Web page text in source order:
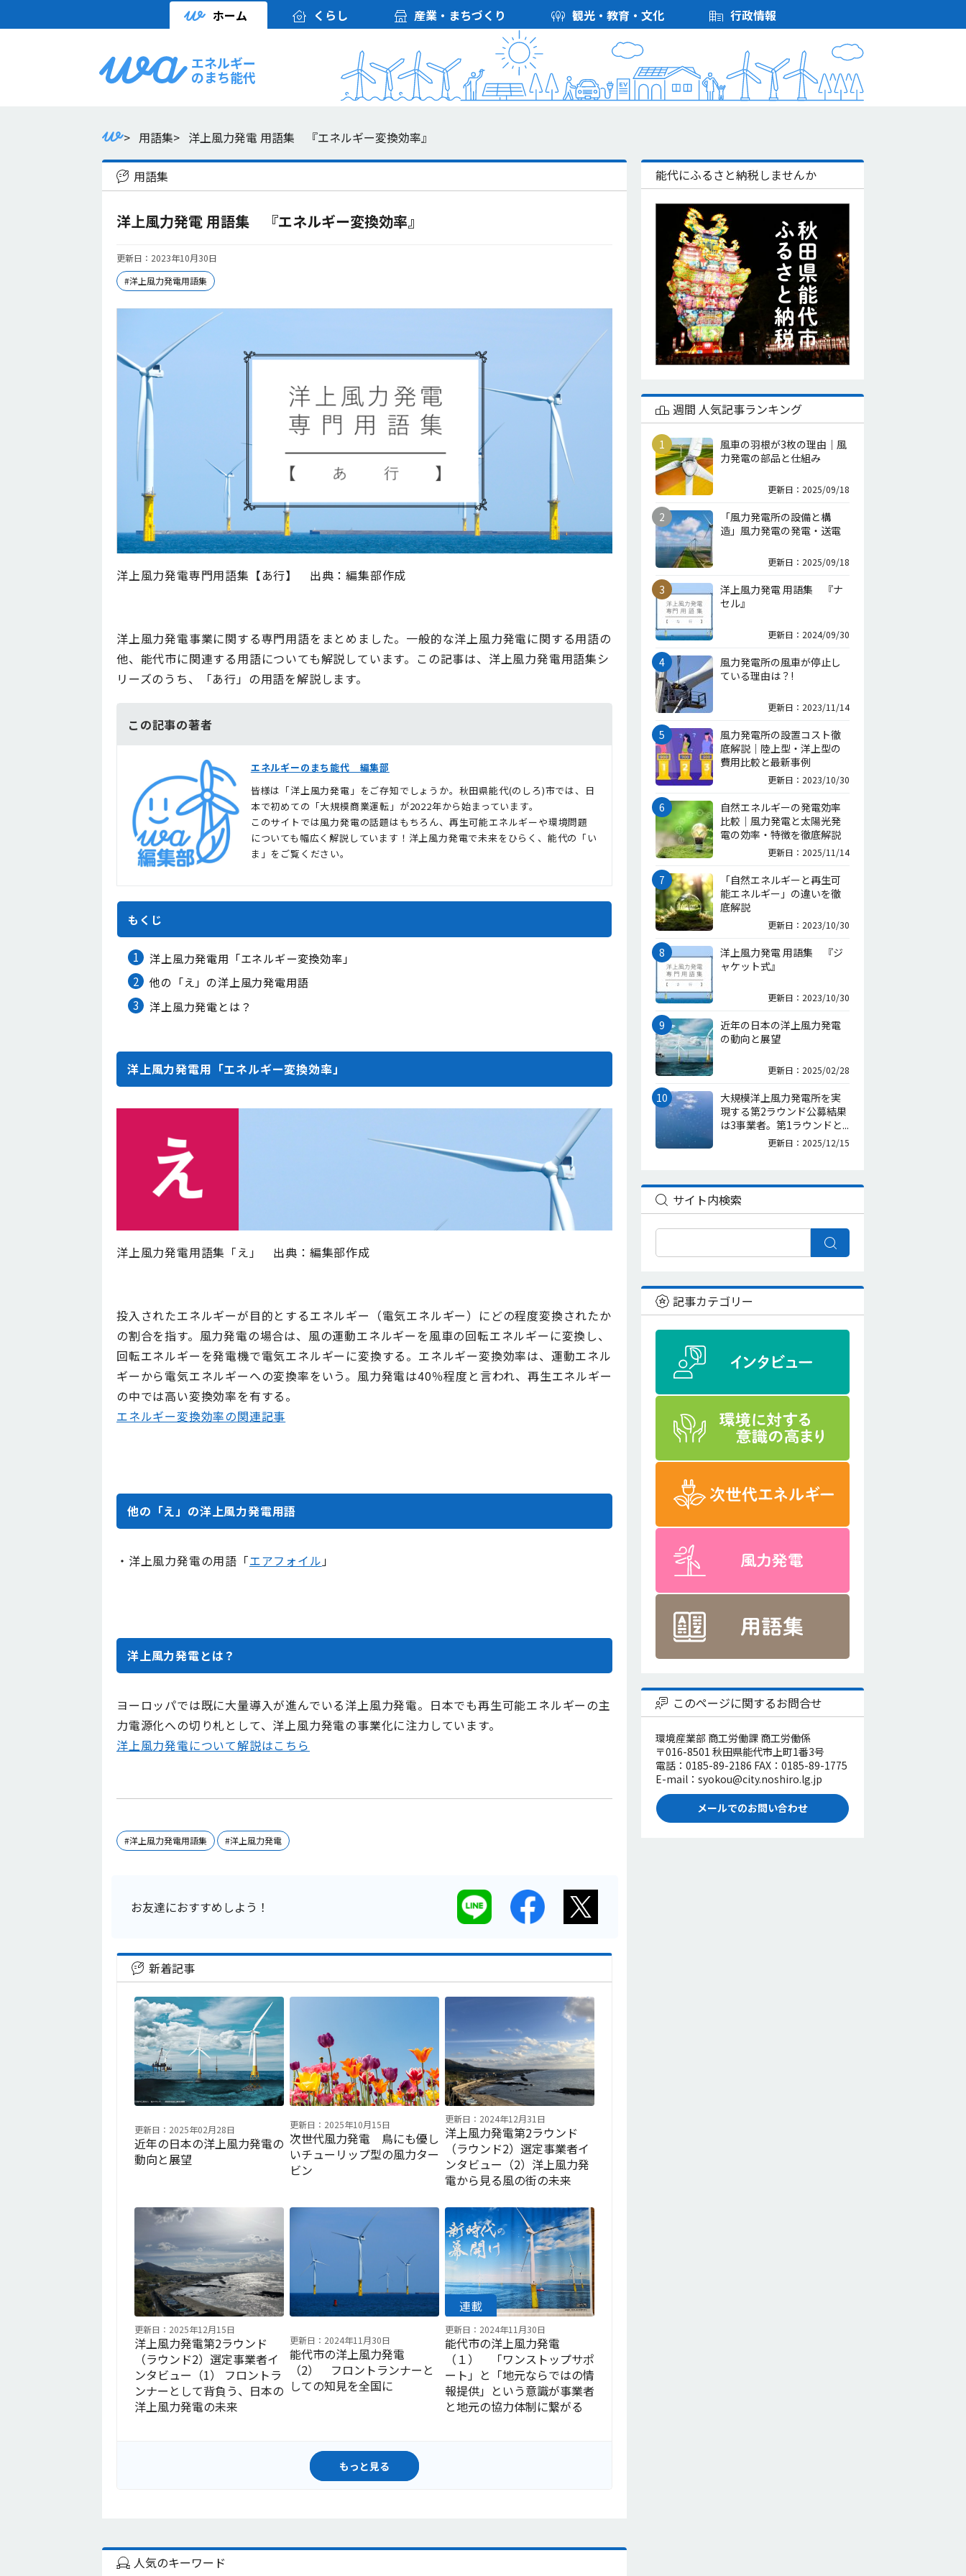
ホーム くらし 産業・まちづくり 観光・教育・文化 行政情報
エネルギー
のまち能代
> 用語集> 洋上風力発電 用語集 『エネルギー変換効率』
用語集
洋上風力発電 用語集 『エネルギー変換効率』
更新日：2023年10月30日
#洋上風力発電用語集
洋上風力発電専門用語集【あ行】 出典：編集部作成
洋上風力発電事業に関する専門用語をまとめました。一般的な洋上風力発電に関する用語の
他、能代市に関連する用語についても解説しています。この記事は、洋上風力発電用語集シ
リーズのうち、「あ行」の用語を解説します。
この記事の著者
エネルギーのまち能代 編集部
皆様は「洋上風力発電」をご存知でしょうか。秋田県能代(のしろ)市では、日
本で初めての「大規模商業運転」が2022年から始まっています。
このサイトでは風力発電の話題はもちろん、再生可能エネルギーや環境問題
についても幅広く解説しています！洋上風力発電で未来をひらく、能代の「い
ま」をご覧ください。
もくじ
1
洋上風力発電用「エネルギー変換効率」
2
他の「え」の洋上風力発電用語
3
洋上風力発電とは？
洋上風力発電用「エネルギー変換効率」
洋上風力発電用語集「え」 出典：編集部作成
投入されたエネルギーが目的とするエネルギー（電気エネルギー）にどの程度変換されたか
の割合を指す。風力発電の場合は、風の運動エネルギーを風車の回転エネルギーに変換し、
回転エネルギーを発電機で電気エネルギーに変換する。エネルギー変換効率は、運動エネル
ギーから電気エネルギーへの変換率をいう。風力発電は40％程度と言われ、再生エネルギー
の中では高い変換効率を有する。
エネルギー変換効率の関連記事
他の「え」の洋上風力発電用語
・洋上風力発電の用語「エアフォイル」
洋上風力発電とは？
ヨーロッパでは既に大量導入が進んでいる洋上風力発電。日本でも再生可能エネルギーの主
力電源化への切り札として、洋上風力発電の事業化に注力しています。
洋上風力発電について解説はこちら
#洋上風力発電用語集 #洋上風力発電
お友達におすすめしよう！
新着記事
更新日：2025年02月28日
近年の日本の洋上風力発電の
動向と展望
更新日：2025年10月15日
次世代風力発電 鳥にも優し
いチューリップ型の風力ター
ビン
更新日：2024年12月31日
洋上風力発電第2ラウンド
（ラウンド2）選定事業者イ
ンタビュー（2）洋上風力発
電から見る風の街の未来
更新日：2025年12月15日
洋上風力発電第2ラウンド
（ラウンド2）選定事業者イ
ンタビュー（1） フロントラ
ンナーとして背負う、日本の
洋上風力発電の未来
更新日：2024年11月30日
能代市の洋上風力発電
（2） フロントランナーと
しての知見を全国に
更新日：2024年11月30日
能代市の洋上風力発電
（１） 「ワンストップサポ
ート」と「地元ならではの情
報提供」という意識が事業者
と地元の協力体制に繋がる
もっと見る
能代にふるさと納税しませんか
週間 人気記事ランキング
風車の羽根が3枚の理由｜風
力発電の部品と仕組み
更新日：2025/09/18
「風力発電所の設備と構
造」風力発電の発電・送電
更新日：2025/09/18
洋上風力発電 用語集 『ナ
セル』
更新日：2024/09/30
風力発電所の風車が停止し
ている理由は？!
更新日：2023/11/14
風力発電所の設置コスト徹
底解説｜陸上型・洋上型の
費用比較と最新事例
更新日：2023/10/30
自然エネルギーの発電効率
比較｜風力発電と太陽光発
電の効率・特徴を徹底解説
更新日：2025/11/14
「自然エネルギーと再生可
能エネルギー」の違いを徹
底解説
更新日：2023/10/30
洋上風力発電 用語集 『ジ
ャケット式』
更新日：2023/10/30
近年の日本の洋上風力発電
の動向と展望
更新日：2025/02/28
大規模洋上風力発電所を実
現する第2ラウンド公募結果
は3事業者。第1ラウンドと...
更新日：2025/12/15
サイト内検索
記事カテゴリー
このページに関するお問合せ
環境産業部 商工労働課 商工労働係
〒016-8501 秋田県能代市上町1番3号
電話：0185-89-2186 FAX：0185-89-1775
E-mail：syokou@city.noshiro.lg.jp
メールでのお問い合わせ
人気のキーワード